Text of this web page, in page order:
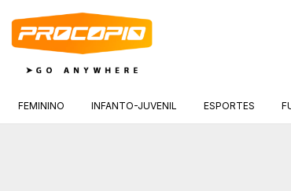
FEMININO INFANTO-JUVENIL ESPORTES